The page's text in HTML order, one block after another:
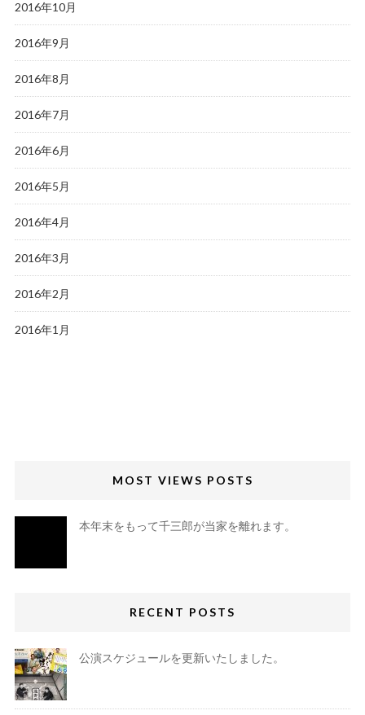
2016年10月
2016年9月
2016年8月
2016年7月
2016年6月
2016年5月
2016年4月
2016年3月
2016年2月
2016年1月
MOST VIEWS POSTS
本年末をもって千三郎が当家を離れます。
RECENT POSTS
公演スケジュールを更新いたしました。